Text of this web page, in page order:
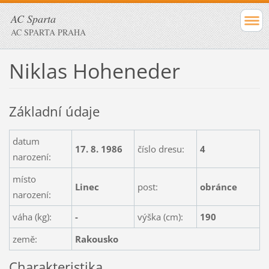
AC Sparta
AC SPARTA PRAHA
Niklas Hoheneder
Základní údaje
datum
narození:
17. 8. 1986 číslo dresu: 4
místo
narození:
Linec post: obránce
váha (kg): - výška (cm):
190
země:
Rakousko